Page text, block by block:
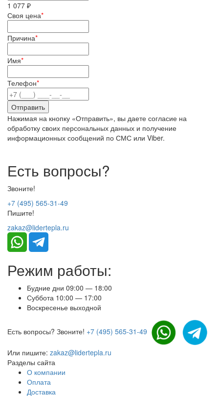
1 077 ₽
Своя цена*
Причина*
Имя*
Телефон*
Нажимая на кнопку «Отправить», вы даете согласие на
обработку своих персональных данных и получение
информационных сообщений по СМС или Viber.
Есть вопросы?
Звоните!
+7 (495) 565-31-49
Пишите!
zakaz@lidertepla.ru
Режим работы:
Будние дни 09:00 — 18:00
Суббота 10:00 — 17:00
Воскресенье выходной
Есть вопросы? Звоните! +7 (495) 565-31-49
Или пишите: zakaz@lidertepla.ru
Разделы сайта
О компании
Оплата
Доставка